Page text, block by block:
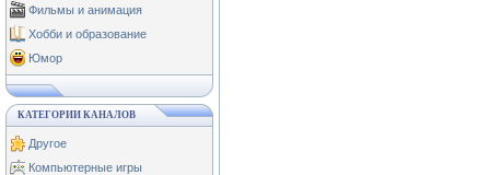
Фильмы и анимация
Хобби и образование
Юмор
КАТЕГОРИИ КАНАЛОВ
Другое
Компьютерные игры